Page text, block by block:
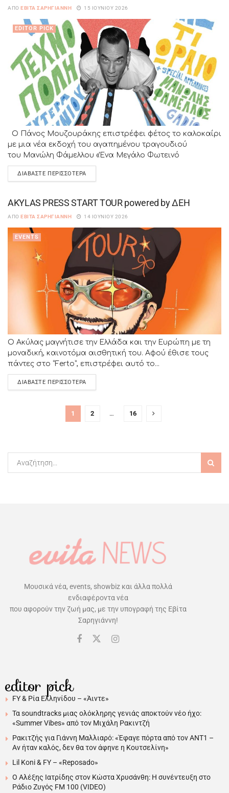
ΑΠΌ ΕΒΊΤΑ ΣΑΡΗΓΙΆΝΝΗ 15 ΙΟΥΝΊΟΥ 2026
EDITOR PICK
Ο Πάνος Μουζουράκης επιστρέφει φέτος το καλοκαίρι
με μια νέα εκδοχή του αγαπημένου τραγουδιού
του Μανώλη Φάμελλου «Ένα Μεγάλο Φωτεινό
Καλοκαίρι». Οι δύο καλλιτέχνες συναντιούνται...
ΔΙΑΒΆΣΤΕ ΠΕΡΙΣΣΌΤΕΡΑ
AKYLAS PRESS START TOUR powered by ΔΕΗ
ΑΠΌ ΕΒΊΤΑ ΣΑΡΗΓΙΆΝΝΗ 14 ΙΟΥΝΊΟΥ 2026
EVENTS
Ο Ακύλας μαγνήτισε την Ελλάδα και την Ευρώπη με τη
μοναδική, καινοτόμα αισθητική του. Αφού έθισε τους
πάντες στο “Ferto”, επιστρέφει αυτό το...
ΔΙΑΒΆΣΤΕ ΠΕΡΙΣΣΌΤΕΡΑ
1 2 … 16
Μουσικά νέα, events, showbiz και άλλα πολλά
ενδιαφέροντα νέα
που αφορούν την ζωή μας, με την υπογραφή της Εβίτα
Σαρηγιάννη!
editor pick
FY & Ρία Ελληνίδου – «Άιντε»
Τα soundtracks μιας ολόκληρης γενιάς αποκτούν νέο ήχο:
«Summer Vibes» από τον Μιχάλη Ρακιντζή
Ρακιτζής για Γιάννη Μαλλιαρό: «Έφαγε πόρτα από τον ΑΝΤ1 –
Αν ήταν καλός, δεν θα τον άφηνε η Κουτσελίνη»
Lil Koni & FY – «Reposado»
Ο Αλέξης Ιατρίδης στον Κώστα Χρυσάνθη: Η συνέντευξη στο
Ράδιο Ζυγός FM 100 (VIDEO)